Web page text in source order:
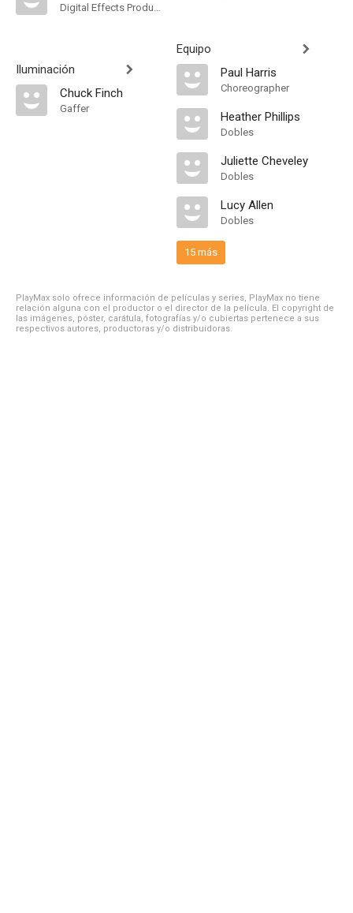
Digital Effects Producer
Iluminación
Chuck Finch
Gaffer
Equipo
Paul Harris
Choreographer
Heather Phillips
Dobles
Juliette Cheveley
Dobles
Lucy Allen
Dobles
15 más
PlayMax solo ofrece información de películas y series, PlayMax no tiene
relación alguna con el productor o el director de la película. El copyright de
las imágenes, póster, carátula, fotografías y/o cubiertas pertenece a sus
respectivos autores, productoras y/o distribuidoras.